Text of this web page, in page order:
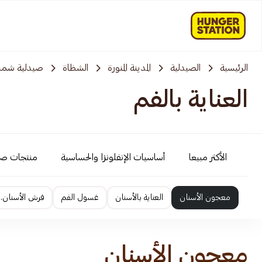
الرئيسية الصيدلية المدينة المنورة الشظاة صيدلية
العناية بالفم
الأكثر مبيعا أساسيات الإنفلونزا والحساسية منتجات
معجون الأسنان العناية بالأسنان غسول الفم فرش الأسنان.
معجون الأسنان